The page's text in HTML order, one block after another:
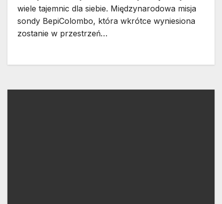
wiele tajemnic dla siebie. Międzynarodowa misja
sondy BepiColombo, która wkrótce wyniesiona
zostanie w przestrzeń…